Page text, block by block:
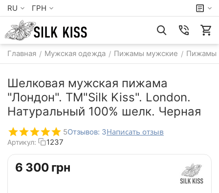
RU ГРН
Главная / Мужская одежда / Пижамы мужские / Пижамы
Шелковая мужская пижама
"Лондон". TM"Silk Kiss". London.
Натуральный 100% шелк. Черная
5Отзывов: 3Написать отзыв
Артикул: 1237
‍6 300‍ грн